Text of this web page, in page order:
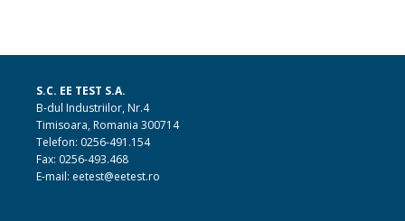
S.C. EE TEST S.A.
B-dul Industriilor, Nr.4
Timisoara, Romania 300714
Telefon: 0256-491.154
Fax: 0256-493.468
E-mail: eetest@eetest.ro